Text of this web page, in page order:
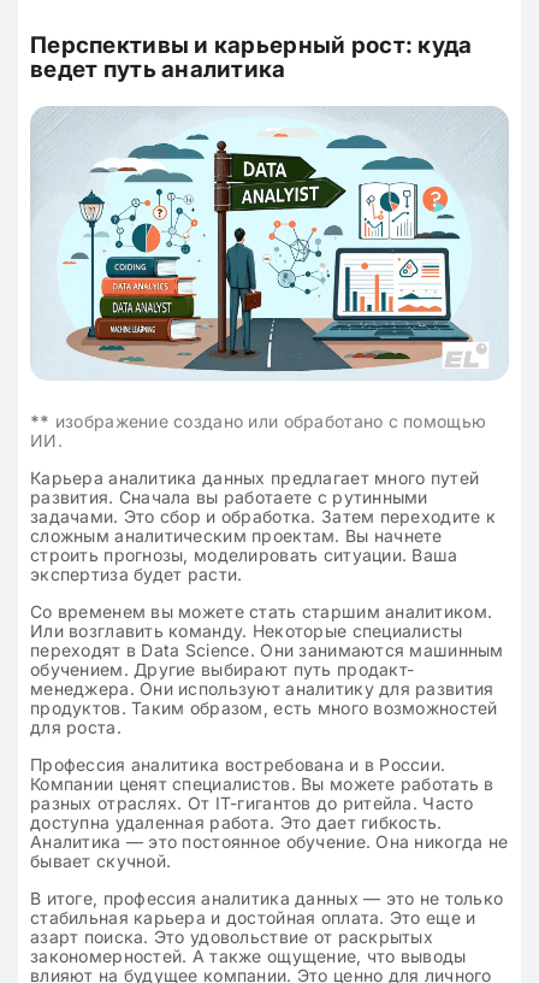
Перспективы и карьерный рост: куда
ведет путь аналитика
** изображение создано или обработано с помощью
ИИ.
Карьера аналитика данных предлагает много путей
развития. Сначала вы работаете с рутинными
задачами. Это сбор и обработка. Затем переходите к
сложным аналитическим проектам. Вы начнете
строить прогнозы, моделировать ситуации. Ваша
экспертиза будет расти.
Со временем вы можете стать старшим аналитиком.
Или возглавить команду. Некоторые специалисты
переходят в Data Science. Они занимаются машинным
обучением. Другие выбирают путь продакт-
менеджера. Они используют аналитику для развития
продуктов. Таким образом, есть много возможностей
для роста.
Профессия аналитика востребована и в России.
Компании ценят специалистов. Вы можете работать в
разных отраслях. От IT-гигантов до ритейла. Часто
доступна удаленная работа. Это дает гибкость.
Аналитика — это постоянное обучение. Она никогда не
бывает скучной.
В итоге, профессия аналитика данных — это не только
стабильная карьера и достойная оплата. Это еще и
азарт поиска. Это удовольствие от раскрытых
закономерностей. А также ощущение, что выводы
влияют на будущее компании. Это ценно для личного